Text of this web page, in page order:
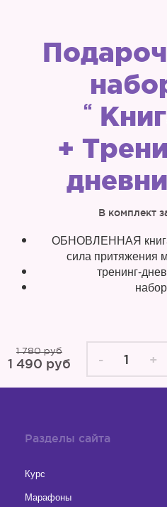
“
+
В комплект
ОБНОВЛЕННАЯ
сила притяжения
тренинг-
1 780 руб
1 490 руб - 1 +
Разделы сайта
Курс
Марафоны